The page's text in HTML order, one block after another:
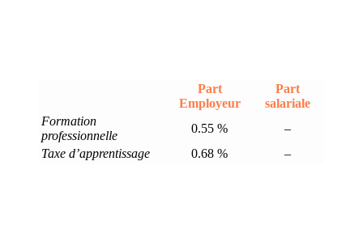
Part
Employeur
Part
salariale
Formation
professionnelle
0.55 %
–
Taxe d’apprentissage
0.68 % –